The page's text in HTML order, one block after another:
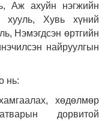
Аж ахуйн нэгжийн
хууль, Хувь хүний
Нэмэгдсэн өртгийн
найруулгын
нь:
хөдөлмөр
дорвитой